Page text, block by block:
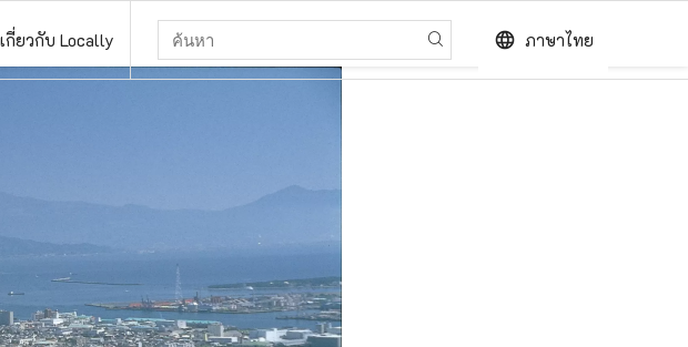
เกี่ยวกับ Locally language ภาษาไทย